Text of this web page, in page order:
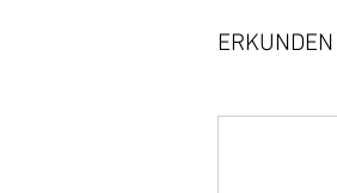
ERKUNDEN